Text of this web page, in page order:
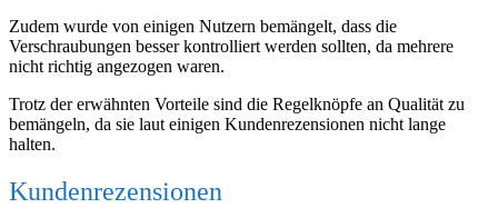
Zudem wurde von einigen Nutzern bemängelt, dass die
Verschraubungen besser kontrolliert werden sollten, da mehrere
nicht richtig angezogen waren.
Trotz der erwähnten Vorteile sind die Regelknöpfe an Qualität zu
bemängeln, da sie laut einigen Kundenrezensionen nicht lange
halten.
Kundenrezensionen